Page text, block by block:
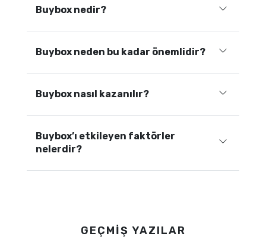
Buybox nedir?
Buybox neden bu kadar önemlidir?
Buybox nasıl kazanılır?
Buybox’ı etkileyen faktörler
nelerdir?
GEÇMIŞ YAZILAR